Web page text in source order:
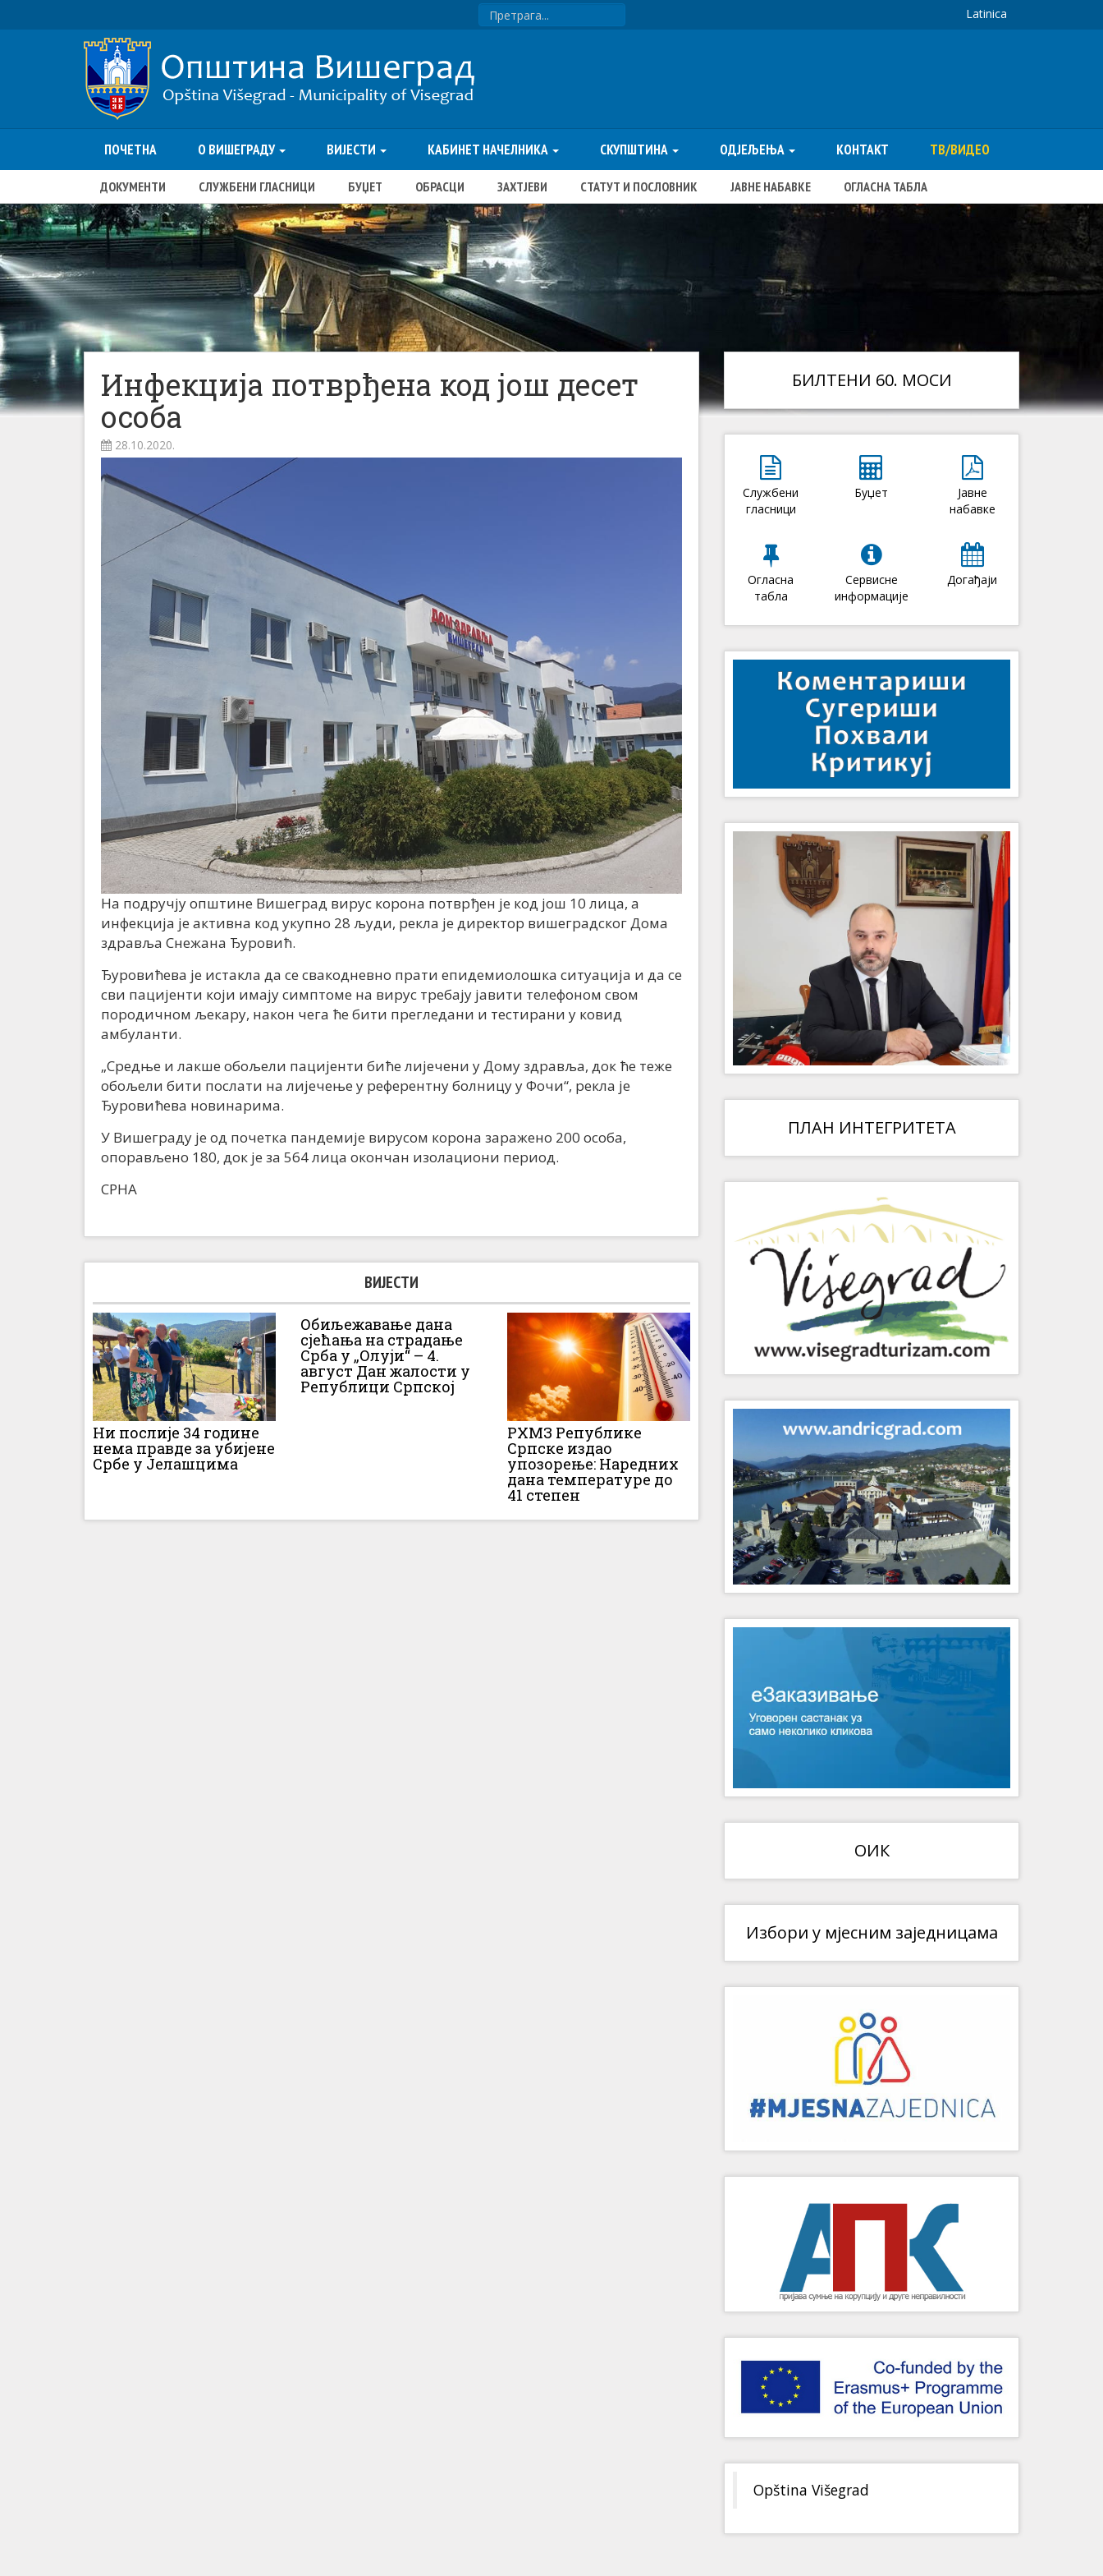
Latinica
ПОЧЕТНА О ВИШЕГРАДУ ВИЈЕСТИ КАБИНЕТ НАЧЕЛНИКА СКУПШТИНА ОДЈЕЉЕЊА КОНТАКТ ТВ/ВИДЕО
ДОКУМЕНТИ СЛУЖБЕНИ ГЛАСНИЦИ БУЏЕТ ОБРАСЦИ ЗАХТЈЕВИ СТАТУТ И ПОСЛОВНИК ЈАВНЕ НАБАВКЕ ОГЛАСНА ТАБЛА
Инфекција потврђена код још десет
особа
28.10.2020.
На подручју општине Вишеград вирус корона потврђен је код још 10 лица, а
инфекција је активна код укупно 28 људи, рекла је директор вишеградског Дома
здравља Снежана Ђуровић.
Ђуровићева је истакла да се свакодневно прати епидемиолошка ситуација и да се
сви пацијенти који имају симптоме на вирус требају јавити телефоном свом
породичном љекару, након чега ће бити прегледани и тестирани у ковид
амбуланти.
„Средње и лакше обољели пацијенти биће лијечени у Дому здравља, док ће теже
обољели бити послати на лијечење у референтну болницу у Фочи“, рекла је
Ђуровићева новинарима.
У Вишеграду је од почетка пандемије вирусом корона заражено 200 особа,
опорављено 180, док је за 564 лица окончан изолациони период.
СРНА
ВИЈЕСТИ
Ни послије 34 године
нема правде за убијене
Србе у Јелашцима
Обиљежавање дана
сјећања на страдање
Срба у „Олуји“ – 4.
август Дан жалости у
Републици Српској
РХМЗ Републике
Српске издао
упозорење: Наредних
дана температуре до
41 степен
БИЛТЕНИ 60. МОСИ
Службени
гласници
Буџет
Јавне
набавке
Огласна
табла
Сервисне
информације
Догађаји
ПЛАН ИНТЕГРИТЕТА
ОИК
Избори у мјесним заједницама
Opština Višegrad